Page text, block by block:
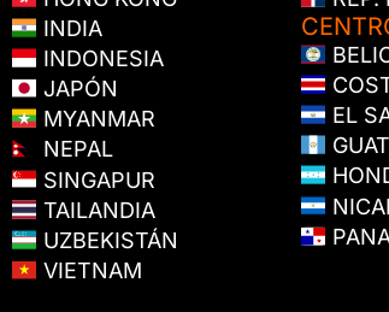
INDIA
INDONESIA
JAPÓN
MYANMAR
NEPAL
SINGAPUR
TAILANDIA
UZBEKISTÁN
VIETNAM
EL